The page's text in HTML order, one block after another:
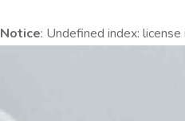
Notice: Undefined index: license